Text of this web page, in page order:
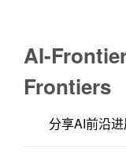
AI-
Frontiers
分享AI前沿